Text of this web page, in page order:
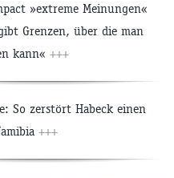
»extreme Meinungen«
Grenzen, über die man
kann« +++
So zerstört Habeck einen
+++